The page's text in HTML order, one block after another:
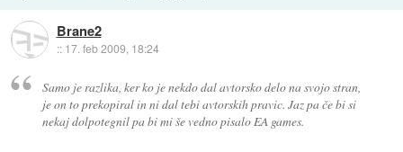
Brane2
:: 17. feb 2009, 18:24
Samo je razlika, ker ko je nekdo dal avtorsko delo na svojo stran,
je on to prekopiral in ni dal tebi avtorskih pravic. Jaz pa če bi si
nekaj dolpotegnil pa bi mi še vedno pisalo EA games.